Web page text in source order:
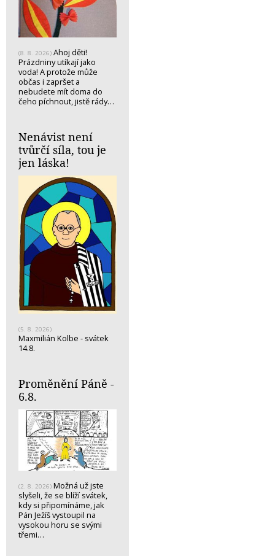
(8. 8. 2026) Ahoj děti!
Prázdniny utíkají jako
voda! A protože může
občas i zapršet a
nebudete mít doma do
čeho píchnout, jistě rády…
Nenávist není
tvůrčí síla, tou je
jen láska!
(5. 8. 2026)
Maxmilián Kolbe - svátek
14.8.
Proměnění Páně -
6.8.
(2. 8. 2026) Možná už jste
slyšeli, že se blíží svátek,
kdy si připomínáme, jak
Pán Ježíš vystoupil na
vysokou horu se svými
třemi…